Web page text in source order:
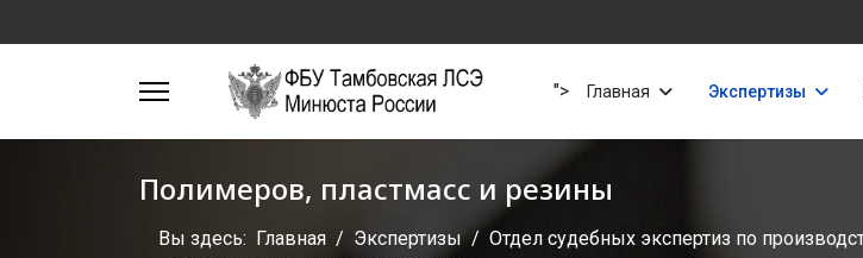
"> Главная Экспертизы
Полимеров, пластмасс и резины
Вы здесь: Главная Экспертизы
Отдел судебных экспертиз по